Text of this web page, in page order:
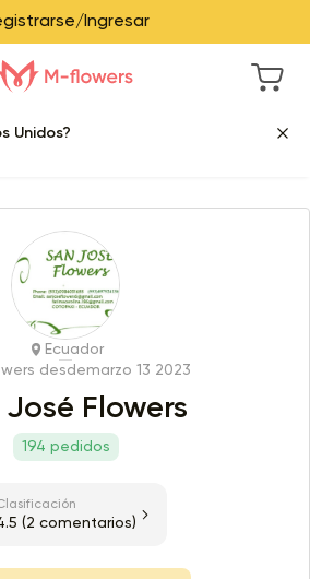
Ingresar
Unidos?
Ecuador
desdemarzo 13 2023
José Flowers
194 pedidos
(2 comentarios)